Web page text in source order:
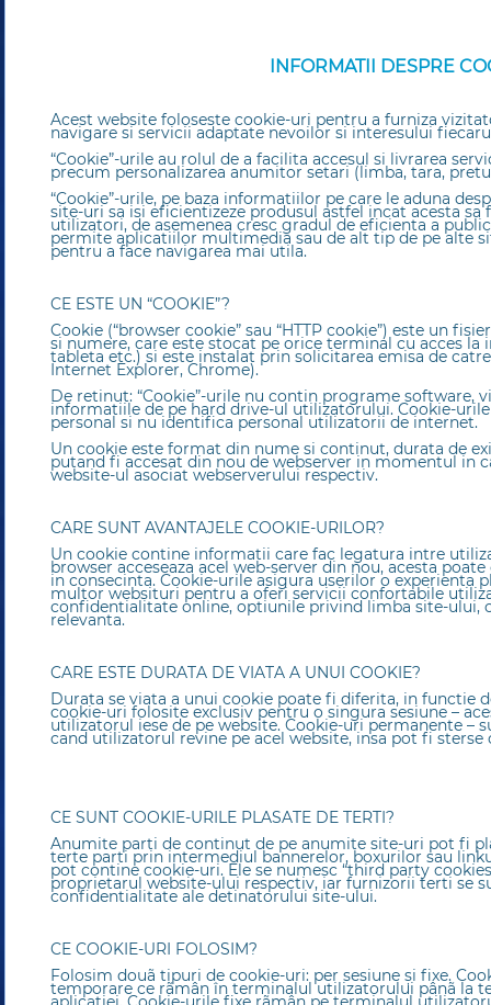
INFORMATII DESPRE
Acest website foloseste cookie-uri pentru a furniza
navigare si servicii adaptate nevoilor si interesului
“Cookie”-urile au rolul de a facilita accesul si livrarea
precum personalizarea anumitor setari (limba, tara,
“Cookie”-urile, pe baza informatiilor pe care le aduna
site-uri sa isi eficientizeze produsul astfel incat acesta
utilizatori, de asemenea cresc gradul de eficienta a
permite aplicatiilor multimedia sau de alt tip de pe alte
pentru a face navigarea mai utila.
CE ESTE UN “COOKIE”?
Cookie (“browser cookie” sau “HTTP cookie”) este un
si numere, care este stocat pe orice terminal cu acces
tableta etc.) si este instalat prin solicitarea emisa de
Internet Explorer, Chrome).
De retinut: “Cookie”-urile nu contin programe software,
informatiile de pe hard drive-ul utilizatorului. Cookie-
personal si nu identifica personal utilizatorii de internet.
Un cookie este format din nume si continut, durata de
putand fi accesat din nou de webserver in momentul in
website-ul asociat webserverului respectiv.
CARE SUNT AVANTAJELE COOKIE-URILOR?
Un cookie contine informatii care fac legatura intre
browser acceseaza acel web-server din nou, acesta
in consecinta. Cookie-urile asigura userilor o experienta
multor websituri pentru a oferi servicii confortabile
confidentialitate online, optiunile privind limba site-ului,
relevanta.
CARE ESTE DURATA DE VIATA A UNUI COOKIE?
Durata se viata a unui cookie poate fi diferita, in functie
cookie-uri folosite exclusiv pentru o singura sesiune –
utilizatorul iese de pe website. Cookie-uri permanente –
cand utilizatorul revine pe acel website, insa pot fi
CE SUNT COOKIE-URILE PLASATE DE TERTI?
Anumite parti de continut de pe anumite site-uri pot fi
terte parti prin intermediul bannerelor, boxurilor sau
pot contine cookie-uri. Ele se numesc “third party
proprietarul website-ului respectiv, iar furnizorii terti se
confidentialitate ale detinatorului site-ului.
CE COOKIE-URI FOLOSIM?
Folosim douã tipuri de cookie-uri: per sesiune și fixe.
temporare ce rãmân în terminalul utilizatorului pânã la